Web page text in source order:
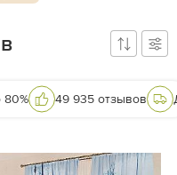
80% 49 935 отзывов